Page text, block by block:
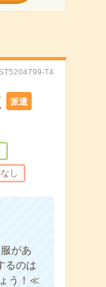
T4
派遣
し
があ
るのは
ょう！≪